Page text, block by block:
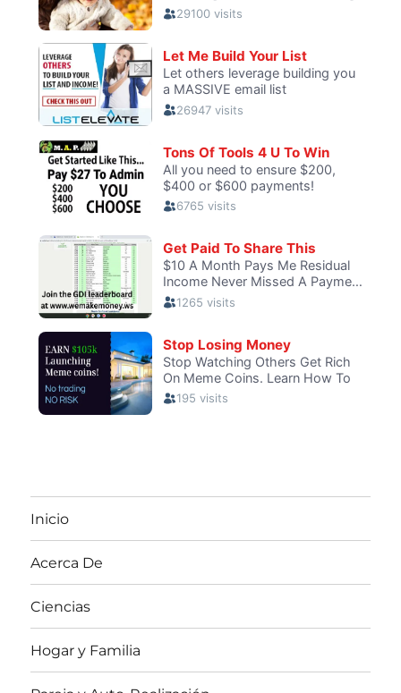
Inicio
Acerca De
Ciencias
Hogar y Familia